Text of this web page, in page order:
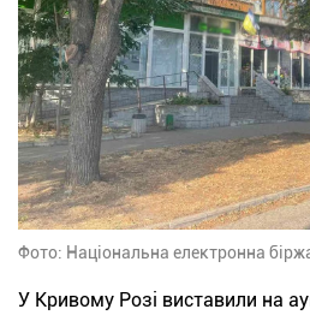
Фото: Національна електронна
У Кривому Розі виставили на